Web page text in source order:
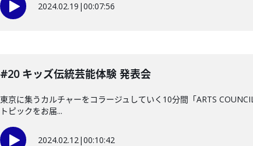
2024.02.19 |00:07:56
#20 キッズ伝統芸能体験 発表会
東京に集うカルチャーをコラージュしていく10分間「ARTS
トピックをお届...
2024.02.12|00:10:42